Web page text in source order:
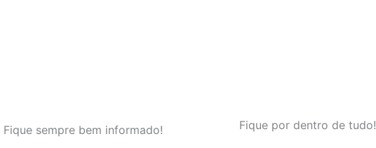
Fique sempre bem informado! Fique por dentro de tudo!